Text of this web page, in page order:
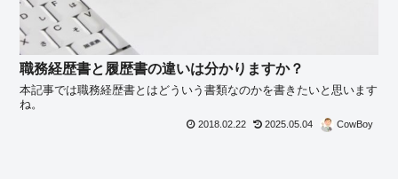
職務経歴書と履歴書の違いは分かりますか？
本記事では職務経歴書とはどういう書類なのかを書きたいと思います
ね。
2018.02.22 2025.05.04 CowBoy